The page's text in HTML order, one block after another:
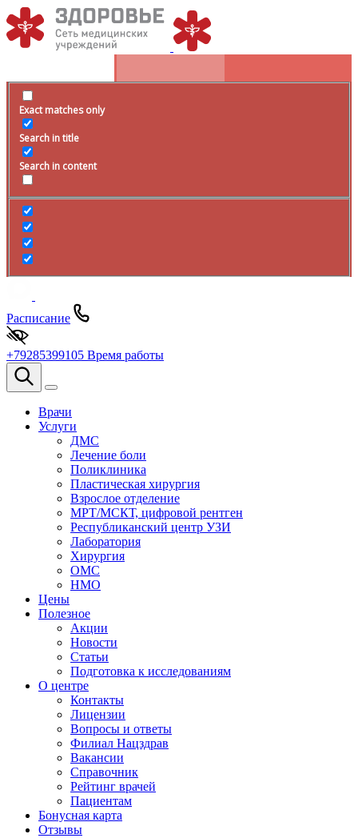
Exact matches only
Search in title
Search in content
Расписание
+79285399105 Время работы
Врачи
Услуги
ДМС
Лечение боли
Поликлиника
Пластическая хирургия
Взрослое отделение
МРТ/МСКТ, цифровой рентген
Республиканский центр УЗИ
Лаборатория
Хирургия
ОМС
НМО
Цены
Полезное
Акции
Новости
Статьи
Подготовка к исследованиям
О центре
Контакты
Лицензии
Вопросы и ответы
Филиал Нацздрав
Вакансии
Справочник
Рейтинг врачей
Пациентам
Бонусная карта
Отзывы